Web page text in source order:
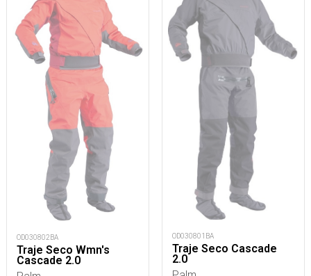
OD030802BA
Traje Seco Wmn's
Cascade 2.0
OD030801BA
Traje Seco Cascade
2.0